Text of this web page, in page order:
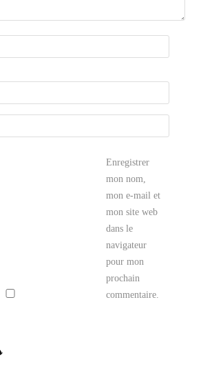
Enregistrer
mon nom,
mon e-mail et
mon site web
dans le
navigateur
pour mon
prochain
commentaire.